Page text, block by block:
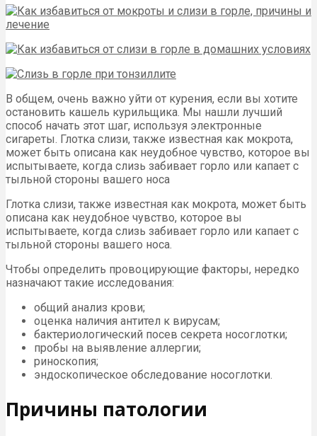
В общем, очень важно уйти от курения, если вы хотите
остановить кашель курильщика. Мы нашли лучший
способ начать этот шаг, используя электронные
сигареты. Глотка слизи, также известная как мокрота,
может быть описана как неудобное чувство, которое вы
испытываете, когда слизь забивает горло или капает с
тыльной стороны вашего носа
Глотка слизи, также известная как мокрота, может быть
описана как неудобное чувство, которое вы
испытываете, когда слизь забивает горло или капает с
тыльной стороны вашего носа.
Чтобы определить провоцирующие факторы, нередко
назначают такие исследования:
общий анализ крови;
оценка наличия антител к вирусам;
бактериологический посев секрета носоглотки;
пробы на выявление аллергии;
риноскопия;
эндоскопическое обследование носоглотки.
Причины патологии